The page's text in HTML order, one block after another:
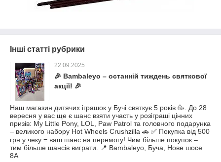
Інші статті рубрики
22.09.2025
🎉 Bambaleyo – останній тиждень святкової
акції! 🎉
Наш магазин дитячих іграшок у Бучі святкує 5 років 🥳. До 28
вересня у вас ще є шанс взяти участь у розіграші цінних
призів: My Little Pony, LOL, Paw Patrol та головного подарунка
– великого набору Hot Wheels Crushzilla 🚗 ✅ Покупка від 500
грн у чеку = ваш шанс на перемогу! Чим більше покупок –
тим більше шансів виграти. 📍 Bambaleyo, Буча, Нове шосе
8А